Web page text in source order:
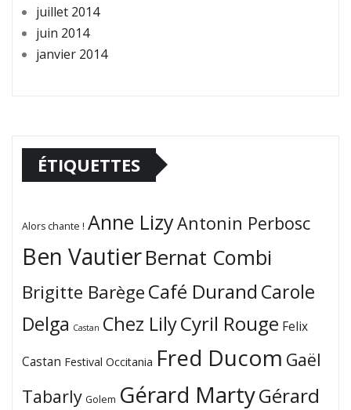
juillet 2014
juin 2014
janvier 2014
ÉTIQUETTES
Alors chante ! Anne LizyAntonin Perbosc
Ben VautierBernat Combi
Brigitte BarègeCafé Durand Carole
Delga Castan Chez LilyCyril Rouge Felix
Castan Festival Occitania Fred Ducom Gaël
Tabarly Golem Gérard MartyGérard